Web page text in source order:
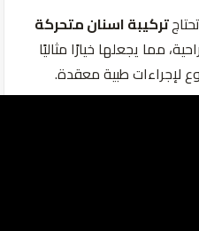
تحتاجتركيبة اسنان متحركة
مما يجعلها خيارًا مثاليًا
لإجراءات طبية معقدة.